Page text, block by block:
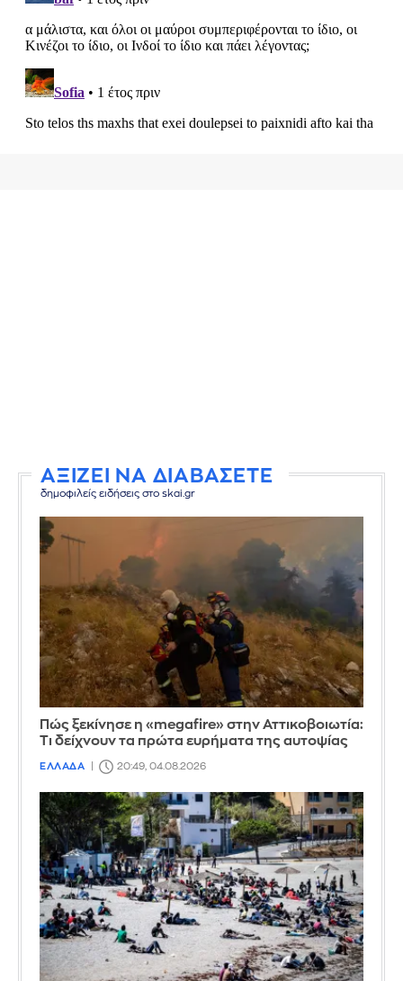
ΑΞΙΖΕΙ ΝΑ ΔΙΑΒΑΣΕΤΕ
δημοφιλείς ειδήσεις στο skai.gr
Πώς ξεκίνησε η «megafire» στην Αττικοβοιωτία:
Τι δείχνουν τα πρώτα ευρήματα της αυτοψίας
ΕΛΛΑΔΑ 20:49, 04.08.2026